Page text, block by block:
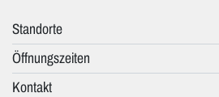
Standorte
Öffnungszeiten
Kontakt